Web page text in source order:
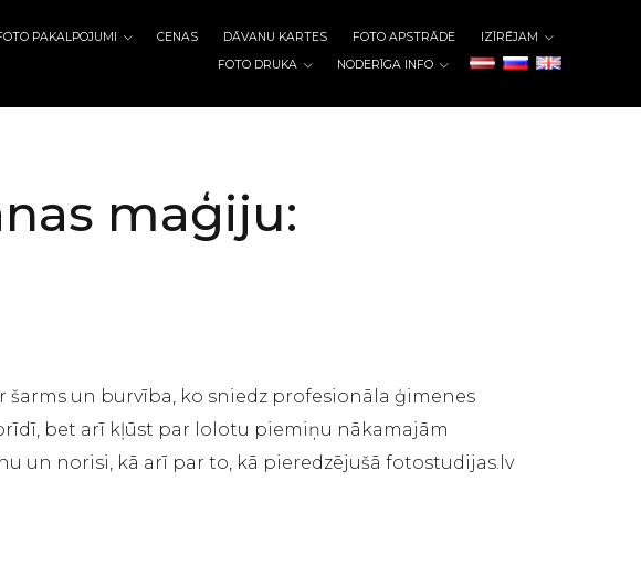
PAKALPOJUMI CENAS DĀVANU KARTES FOTO APSTRĀDE
IZĪRĒJAM
FOTO DRUKA
NODERĪGA INFO
maģiju:
un burvība, ko sniedz profesionāla ģimenes
bet arī kļūst par lolotu piemiņu nākamajām
un norisi, kā arī par to, kā pieredzējušā fotostudijas.lv